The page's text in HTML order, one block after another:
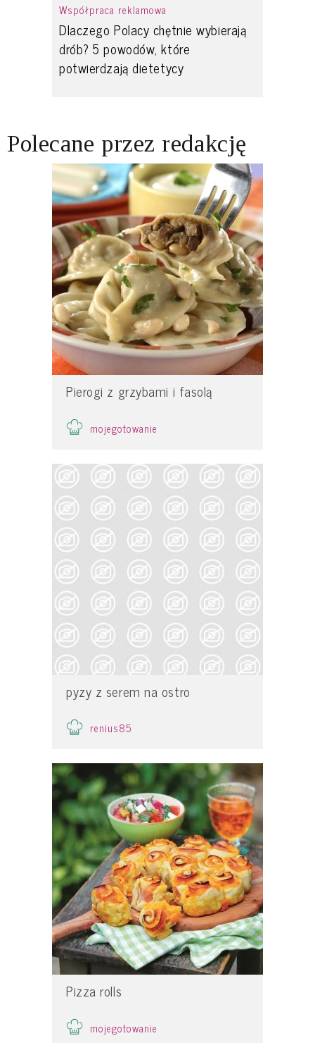
Współpraca reklamowa
Dlaczego Polacy chętnie wybierają
drób? 5 powodów, które
potwierdzają dietetycy
Polecane przez redakcję
Pierogi z grzybami i fasolą
mojegotowanie
pyzy z serem na ostro
renius85
Pizza rolls
mojegotowanie